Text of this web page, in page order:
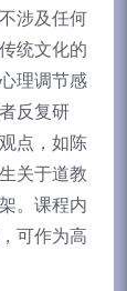
涉及任何
统文化的
理调节感
反复研
点，如陈
关于道教
。课程内
可作为高